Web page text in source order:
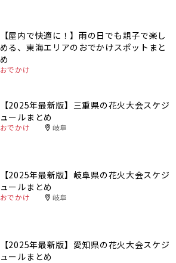
【屋内で快適に！】雨の日でも親子で楽し
める、東海エリアのおでかけスポットまと
め
おでかけ
【2025年最新版】三重県の花火大会スケジ
ュールまとめ
おでかけ 岐阜
【2025年最新版】岐阜県の花火大会スケジ
ュールまとめ
おでかけ 岐阜
【2025年最新版】愛知県の花火大会スケジ
ュールまとめ